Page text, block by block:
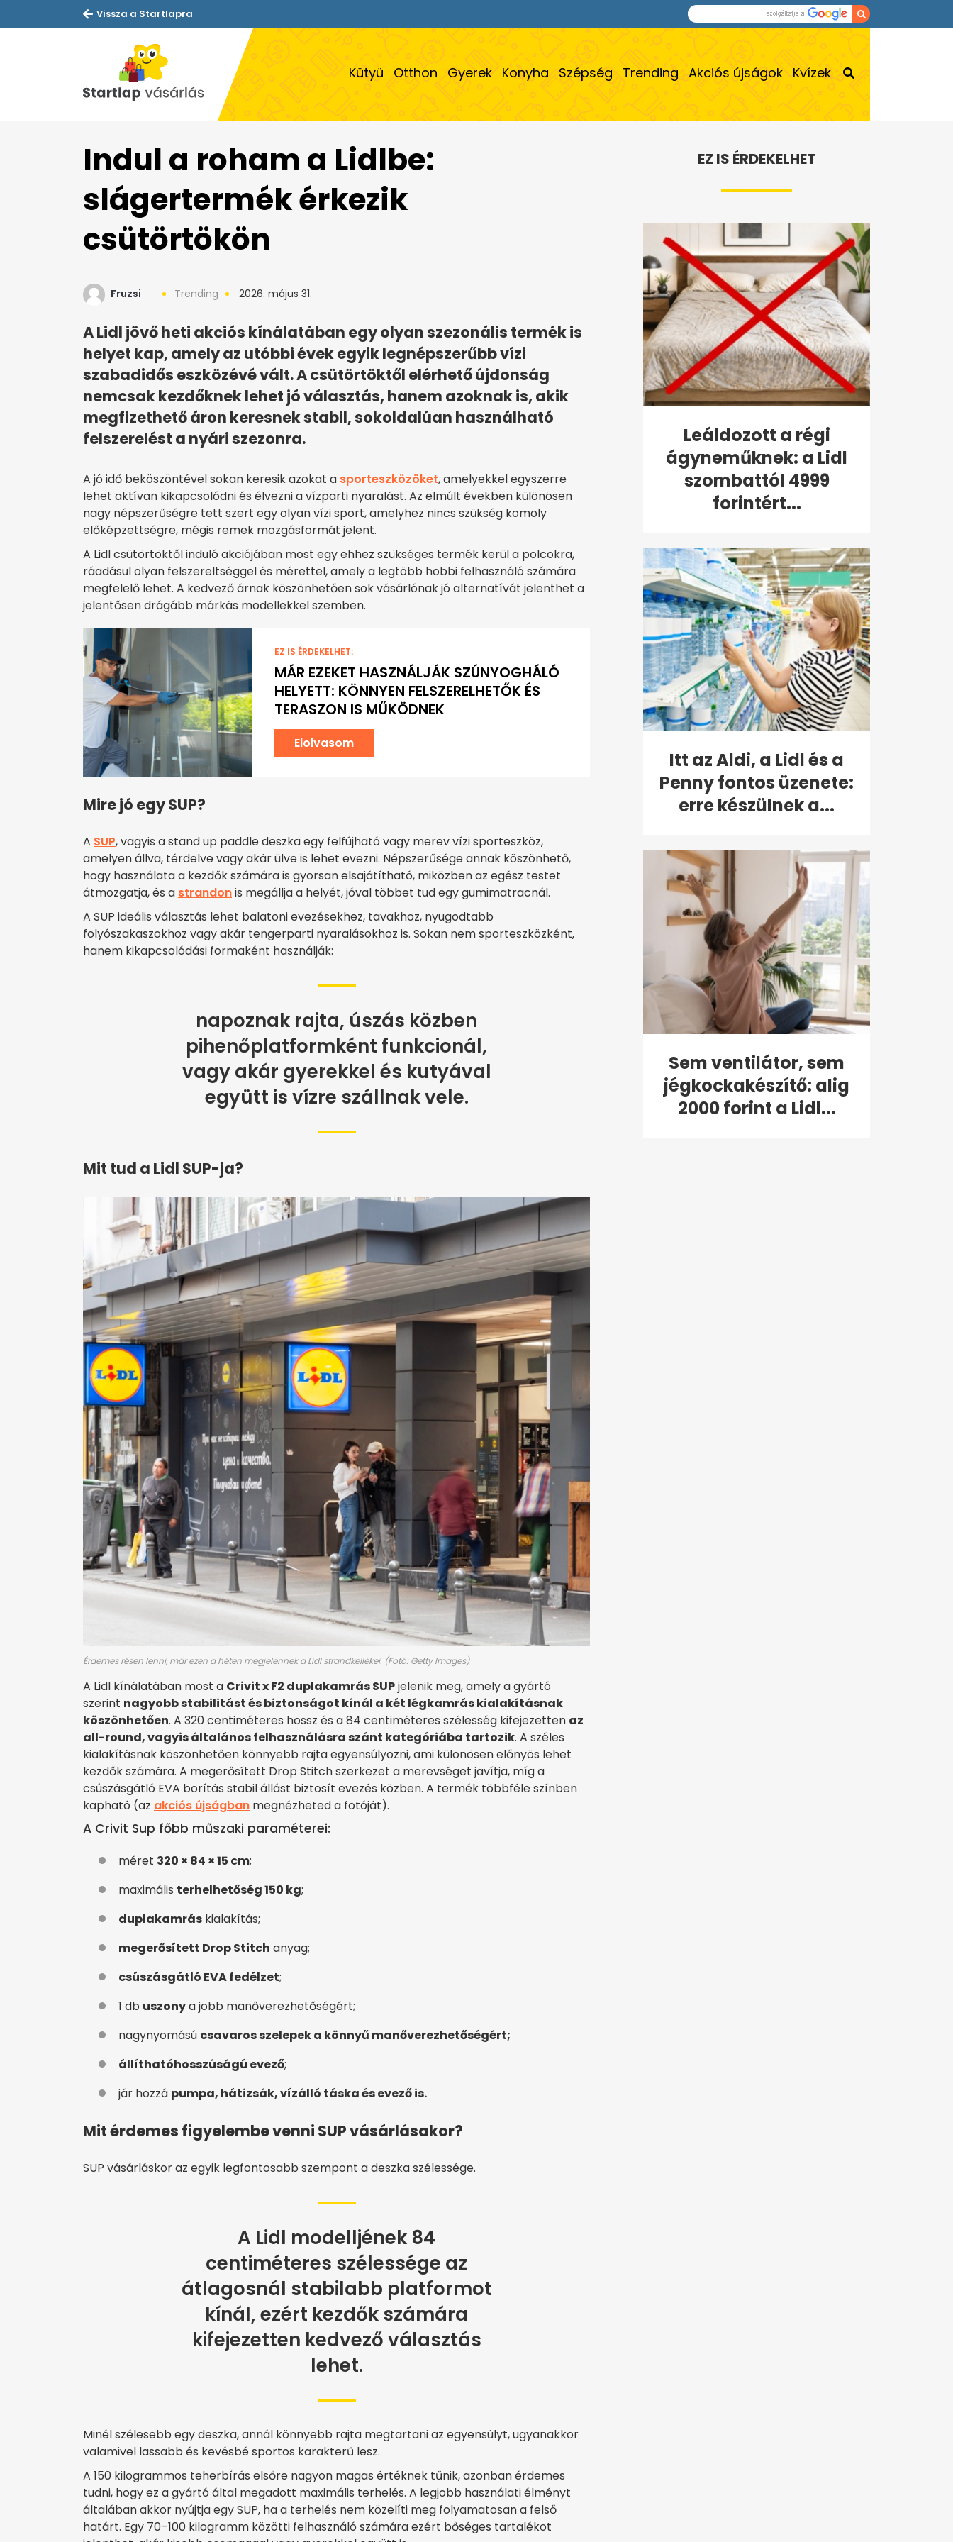
Vissza a Startlapra
Kütyü Otthon Gyerek Konyha Szépség Trending Akciós újságok Kvízek
Indul a roham a Lidlbe:
slágertermék érkezik
csütörtökön
Fruzsi Trending 2026. május 31.
A Lidl jövő heti akciós kínálatában egy olyan szezonális termék is
helyet kap, amely az utóbbi évek egyik legnépszerűbb vízi
szabadidős eszközévé vált. A csütörtöktől elérhető újdonság
nemcsak kezdőknek lehet jó választás, hanem azoknak is, akik
megfizethető áron keresnek stabil, sokoldalúan használható
felszerelést a nyári szezonra.
A jó idő beköszöntével sokan keresik azokat a sporteszközöket, amelyekkel egyszerre
lehet aktívan kikapcsolódni és élvezni a vízparti nyaralást. Az elmúlt években különösen
nagy népszerűségre tett szert egy olyan vízi sport, amelyhez nincs szükség komoly
előképzettségre, mégis remek mozgásformát jelent.
A Lidl csütörtöktől induló akciójában most egy ehhez szükséges termék kerül a polcokra,
ráadásul olyan felszereltséggel és mérettel, amely a legtöbb hobbi felhasználó számára
megfelelő lehet. A kedvező árnak köszönhetően sok vásárlónak jó alternatívát jelenthet a
jelentősen drágább márkás modellekkel szemben.
EZ IS ÉRDEKELHET:
MÁR EZEKET HASZNÁLJÁK SZÚNYOGHÁLÓ
HELYETT: KÖNNYEN FELSZERELHETŐK ÉS
TERASZON IS MŰKÖDNEK
Elolvasom
Mire jó egy SUP?
A SUP, vagyis a stand up paddle deszka egy felfújható vagy merev vízi sporteszköz,
amelyen állva, térdelve vagy akár ülve is lehet evezni. Népszerűsége annak köszönhető,
hogy használata a kezdők számára is gyorsan elsajátítható, miközben az egész testet
átmozgatja, és a strandonis megállja a helyét, jóval többet tud egy gumimatracnál.
A SUP ideális választás lehet balatoni evezésekhez, tavakhoz, nyugodtabb
folyószakaszokhoz vagy akár tengerparti nyaralásokhoz is. Sokan nem sporteszközként,
hanem kikapcsolódási formaként használják:
napoznak rajta, úszás közben
pihenőplatformként funkcionál,
vagy akár gyerekkel és kutyával
együtt is vízre szállnak vele.
Mit tud a Lidl SUP-ja?
Érdemes résen lenni, már ezen a héten megjelennek a Lidl strandkellékei. (Fotó: Getty Images)
A Lidl kínálatában most a Crivit x F2 duplakamrás SUPjelenik meg, amely a gyártó
szerint nagyobb stabilitást és biztonságot kínál a két légkamrás kialakításnak
köszönhetően. A 320 centiméteres hossz és a 84 centiméteres szélesség kifejezetten az
all-round, vagyis általános felhasználásra szánt kategóriába tartozik. A széles
kialakításnak köszönhetően könnyebb rajta egyensúlyozni, ami különösen előnyös lehet
kezdők számára. A megerősített Drop Stitch szerkezet a merevséget javítja, míg a
csúszásgátló EVA borítás stabil állást biztosít evezés közben. A termék többféle színben
kapható (az akciós újságban megnézheted a fotóját).
A Crivit Sup főbb műszaki paraméterei:
méret 320 × 84 × 15 cm;
maximális terhelhetőség 150 kg;
duplakamrás kialakítás;
megerősített Drop Stitch anyag;
csúszásgátló EVA fedélzet;
1 db uszonya jobb manőverezhetőségért;
nagynyomású csavaros szelepek a könnyű manőverezhetőségért;
állíthatóhosszúságú evező;
jár hozzá pumpa, hátizsák, vízálló táska és evező is.
Mit érdemes figyelembe venni SUP vásárlásakor?
SUP vásárláskor az egyik legfontosabb szempont a deszka szélessége.
A Lidl modelljének 84
centiméteres szélessége az
átlagosnál stabilabb platformot
kínál, ezért kezdők számára
kifejezetten kedvező választás
lehet.
Minél szélesebb egy deszka, annál könnyebb rajta megtartani az egyensúlyt, ugyanakkor
valamivel lassabb és kevésbé sportos karakterű lesz.
A 150 kilogrammos teherbírás elsőre nagyon magas értéknek tűnik, azonban érdemes
tudni, hogy ez a gyártó által megadott maximális terhelés. A legjobb használati élményt
általában akkor nyújtja egy SUP, ha a terhelés nem közelíti meg folyamatosan a felső
határt. Egy 70–100 kilogramm közötti felhasználó számára ezért bőséges tartalékot
EZ IS ÉRDEKELHET
Leáldozott a régi
ágyneműknek: a Lidl
szombattól 4999
forintért...
Itt az Aldi, a Lidl és a
Penny fontos üzenete:
erre készülnek a...
Sem ventilátor, sem
jégkockakészítő: alig
2000 forint a Lidl...